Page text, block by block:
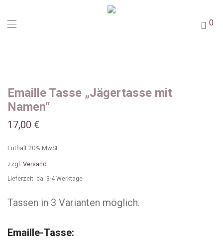
0
Emaille Tasse „Jägertasse mit
Namen“
17,00 €
Enthält 20% MwSt.
zzgl. Versand
Lieferzeit: ca. 3-4 Werktage
Tassen in 3 Varianten möglich.
Emaille-Tasse: